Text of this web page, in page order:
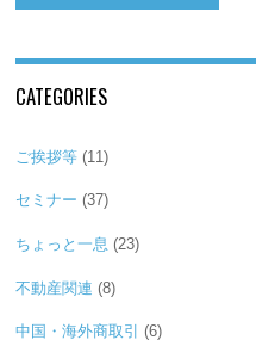
CATEGORIES
ご挨拶等 (11)
セミナー (37)
ちょっと一息 (23)
不動産関連 (8)
中国・海外商取引 (6)